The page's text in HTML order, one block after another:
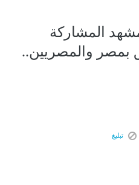
مشهد المشاركة
بمصر والمصريين..
تبليغ